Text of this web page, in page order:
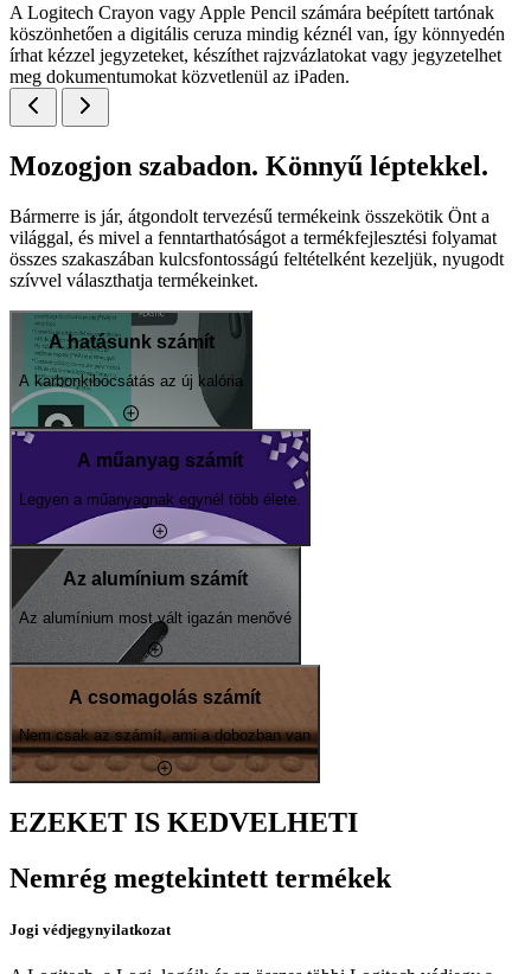
A Logitech Crayon vagy Apple Pencil számára beépített tartónak
köszönhetően a digitális ceruza mindig kéznél van, így könnyedén
írhat kézzel jegyzeteket, készíthet rajzvázlatokat vagy jegyzetelhet
meg dokumentumokat közvetlenül az iPaden.
Mozogjon szabadon. Könnyű léptekkel.
Bármerre is jár, átgondolt tervezésű termékeink összekötik Önt a
világgal, és mivel a fenntarthatóságot a termékfejlesztési folyamat
összes szakaszában kulcsfontosságú feltételként kezeljük, nyugodt
szívvel választhatja termékeinket.
A hatásunk számít
A karbonkibocsátás az új kalória
A műanyag számít
Legyen a műanyagnak egynél több élete.
Az alumínium számít
Az alumínium most vált igazán menővé
A csomagolás számít
Nem csak az számít, ami a dobozban van
EZEKET IS KEDVELHETI
Nemrég megtekintett termékek
Jogi védjegynyilatkozat